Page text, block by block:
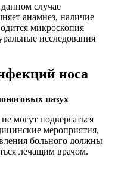
случае
анамнез, наличие
микроскопия
исследования
носа
пазух
могут подвергаться
мероприятия,
больного должны
лечащим врачом.